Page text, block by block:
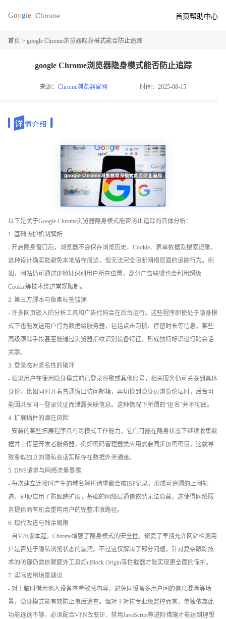
首页帮助中心
首页 > google Chrome浏览器隐身模式能否防止追踪
google Chrome浏览器隐身模式能否防止追踪
来源：Chrome浏览器官网 时间：2025-08-15
以下是关于Google Chrome浏览器隐身模式能否防止追踪的具体分析：
1. 基础防护机制解析
- 开启隐身窗口后，浏览器不会保存浏览历史、Cookie、表单数据及搜索记录。
这种设计确实能避免本地留存痕迹，但无法完全阻断网络层面的追踪行为。例
如，网站仍可通过IP地址识别用户所在位置，部分广告联盟也会利用超级
Cookie等技术绕过常规限制。
2. 第三方脚本与像素标签监测
- 许多网页嵌入的分析工具和广告代码会在后台运行。这些程序即使处于隐身模
式下也能发送用户行为数据给服务器，包括点击习惯、停留时长等信息。某些
高级跟踪手段甚至能通过浏览器指纹识别设备特征，形成独特标识进行跨会话
关联。
3. 登录态对匿名性的破坏
- 如果用户在使用隐身模式前已登录谷歌或其他账号，相关服务仍可关联到具体
身份。比如同时开着普通窗口访问邮箱，再切换到隐身页浏览论坛时，后台可
能因共享同一登录凭证而泄露关联信息。这种情况下所谓的“匿名”并不彻底。
4. 扩展插件的潜在风险
- 安装的某些拓展程序具有跨模式工作能力。它们可能在隐身状态下继续收集数
据并上传至开发者服务器，例如密码管理器类应用需要同步加密密钥，这就导
致看似独立的隐私会话实际存在数据外泄通道。
5. DNS请求与网络流量暴露
- 每次建立连接时产生的域名解析请求都会被ISP记录，形成可追溯的上网轨
迹。即便启用了防跟踪扩展，基础的网络层通信依然无法隐藏，这使得网络服
务提供商有机会重构用户的完整冲浪路径。
6. 现代改进与残余局限
- 自V76版本起，Chrome增强了隐身模式的安全性，修复了早期允许网站检测用
户是否处于隐私浏览状态的漏洞。不过这仅解决了部分问题，针对复杂跟踪技
术的防御仍需依赖额外工具如uBlock Origin等拦截器才能实现更全面的保护。
7. 实际应用场景建议
- 对于临时借用他人设备查看敏感内容、避免同设备多用户间的信息混淆等场
景，隐身模式能有效防止事后追查。但对于对抗专业级监控而言，单独依靠此
功能远远不够，必须配合VPN改变IP、禁用JavaScript等进阶措施才能达到理想